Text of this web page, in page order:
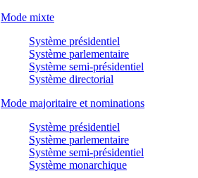
Mode mixte
Système présidentiel
Système parlementaire
Système semi-présidentiel
Système directorial
Mode majoritaire et nominations
Système présidentiel
Système parlementaire
Système semi-présidentiel
Système monarchique